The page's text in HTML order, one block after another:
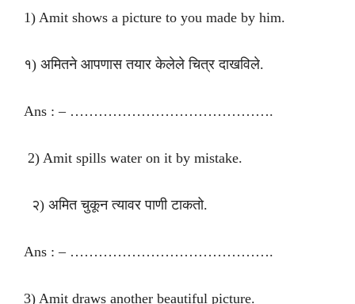
1) Amit shows a picture to you made by him.
१) अमितने आपणास तयार केलेले चित्र दाखविले.
Ans : – …………………………………….
2) Amit spills water on it by mistake.
२) अमित चुकून त्यावर पाणी टाकतो.
Ans : – …………………………………….
3) Amit draws another beautiful picture.